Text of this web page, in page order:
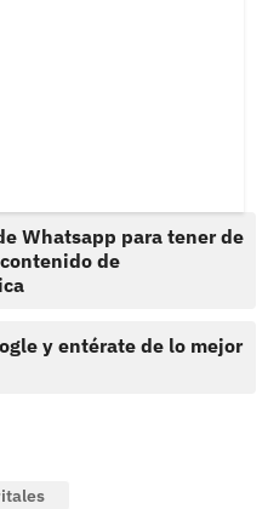
Whatsapp para tener de
de
y entérate de lo mejor